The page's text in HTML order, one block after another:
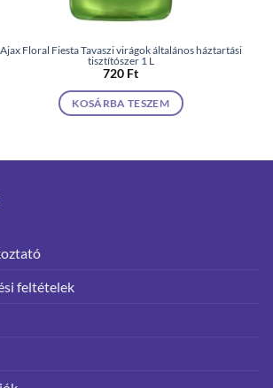
Ajax Floral Fiesta Tavaszi virágok általános háztartási
tisztítószer 1 L
720 Ft
KOSÁRBA TESZEM
feltételek